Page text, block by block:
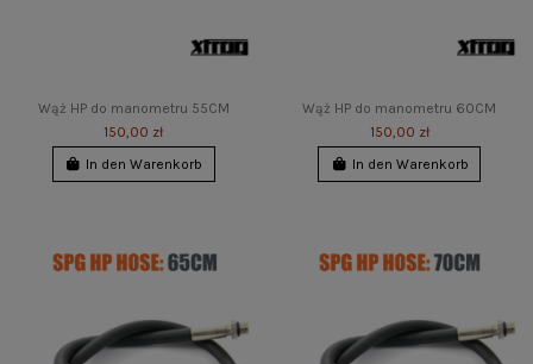
Wąż HP do manometru 55CM
150,00 zł
In den Warenkorb
Wąż HP do manometru 60CM
150,00 zł
In den Warenkorb